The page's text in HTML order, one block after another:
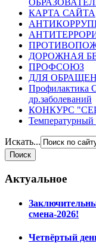
КАРТА САЙТА
ДОРОЖНАЯ
ПРОФСОЮЗ
ДЛЯ
Профилактика
др.заболеваний
КОНКУРС
Искать...
Актуальное
смена-2026!
Четвёртый